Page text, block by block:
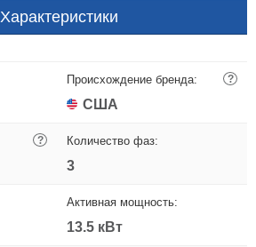
Характеристики
Происхождение бренда: ?
США
? Количество фаз:
3
Активная мощность:
13.5 кВт